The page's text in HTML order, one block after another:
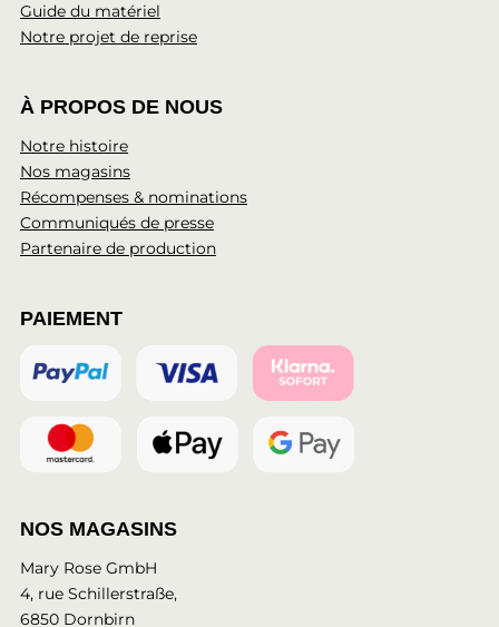
Guide du matériel
Notre projet de reprise
À PROPOS DE NOUS
Notre histoire
Nos magasins
Récompenses & nominations
Communiqués de presse
Partenaire de production
PAIEMENT
NOS MAGASINS
Mary Rose GmbH
4, rue Schillerstraße,
6850 Dornbirn